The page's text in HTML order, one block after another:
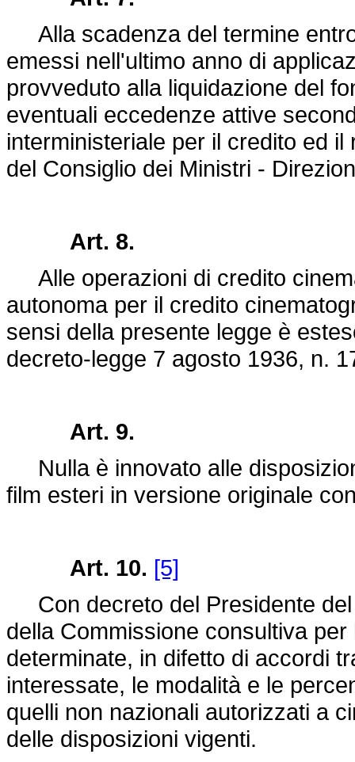
Alla scadenza del termine
emessi nell'ultimo anno di
provveduto alla liquidazione del
eventuali eccedenze attive
interministeriale per il credito ed
del Consiglio dei Ministri -
Art. 8.
Alle operazioni di credito
autonoma per il credito
sensi della presente legge è
decreto-legge 7 agosto 1936, n.
Art. 9.
Nulla è innovato alle
film esteri in versione originale
Art. 10. [5]
Con decreto del Presidente del
della Commissione consultiva
determinate, in difetto di accordi
interessate, le modalità e le
quelli non nazionali autorizzati a
delle disposizioni vigenti.